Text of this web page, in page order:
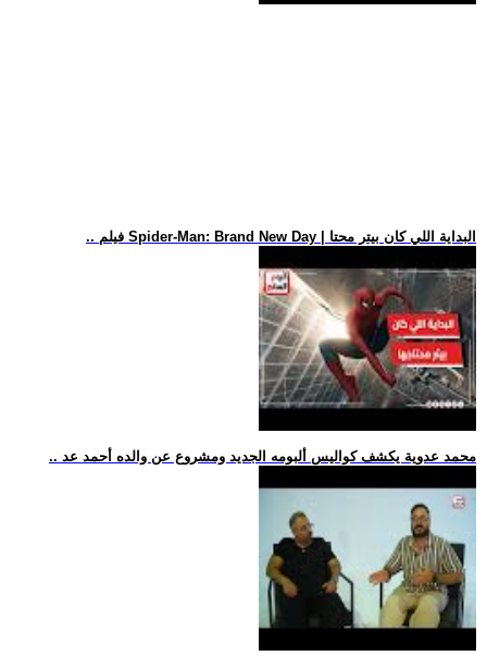
.. فيلم Spider-Man: Brand New Day | البداية اللي كان بيتر محتا
.. محمد عدوية يكشف كواليس ألبومه الجديد ومشروع عن والده أحمد عد